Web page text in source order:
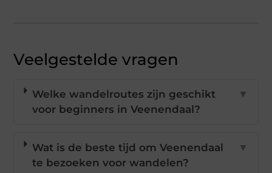
Veelgestelde vragen
Welke wandelroutes zijn geschikt
voor beginners in Veenendaal?
▼
Wat is de beste tijd om Veenendaal
te bezoeken voor wandelen?
▼